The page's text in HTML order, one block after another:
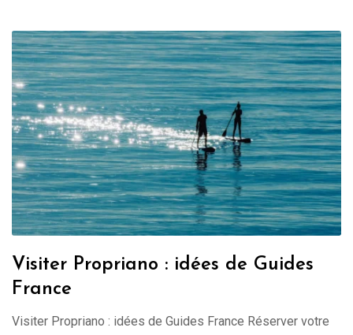
Visiter Propriano : idées de Guides
France
Visiter Propriano : idées de Guides France Réserver votre